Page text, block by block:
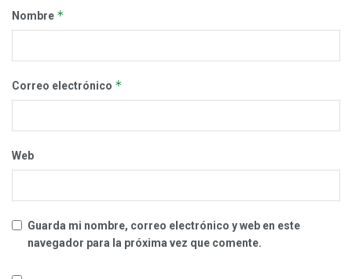
Nombre *
Correo electrónico *
Web
Guarda mi nombre, correo electrónico y web en este
navegador para la próxima vez que comente.